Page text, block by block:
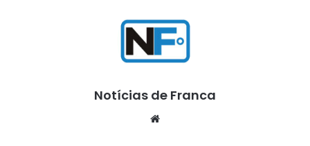
Notícias de Franca